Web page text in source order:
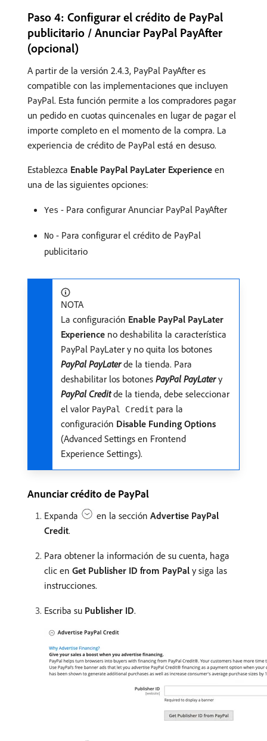
Paso 4: Configurar el crédito de PayPal
publicitario / Anunciar PayPal PayAfter
(opcional)
A partir de la versión 2.4.3, PayPal PayAfter es
compatible con las implementaciones que incluyen
PayPal. Esta función permite a los compradores pagar
un pedido en cuotas quincenales en lugar de pagar el
importe completo en el momento de la compra. La
experiencia de crédito de PayPal está en desuso.
Establezca Enable PayPal PayLater Experience en
una de las siguientes opciones:
Yes - Para configurar Anunciar PayPal PayAfter
No - Para configurar el crédito de PayPal
publicitario
NOTA
La configuración Enable PayPal PayLater
Experience no deshabilita la característica
PayPal PayLater y no quita los botones
PayPal PayLaterde la tienda. Para
deshabilitar los botones PayPal PayLatery
PayPal Creditde la tienda, debe seleccionar
el valor PayPal Credit para la
configuración Disable Funding Options
(Advanced Settings en Frontend
Experience Settings).
Anunciar crédito de PayPal
Expanda en la sección Advertise PayPal
Credit.
Para obtener la información de su cuenta, haga
clic en Get Publisher ID from PayPal y siga las
instrucciones.
Escriba su Publisher ID.